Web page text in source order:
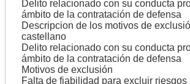
Delito relacionado con su conducta
ámbito de la contratación de defensa
Descripcion de los motivos de
castellano
Delito relacionado con su conducta
ámbito de la contratación de defensa
Motivos de exclusión
Falta de fiabilidad para excluir riesgos